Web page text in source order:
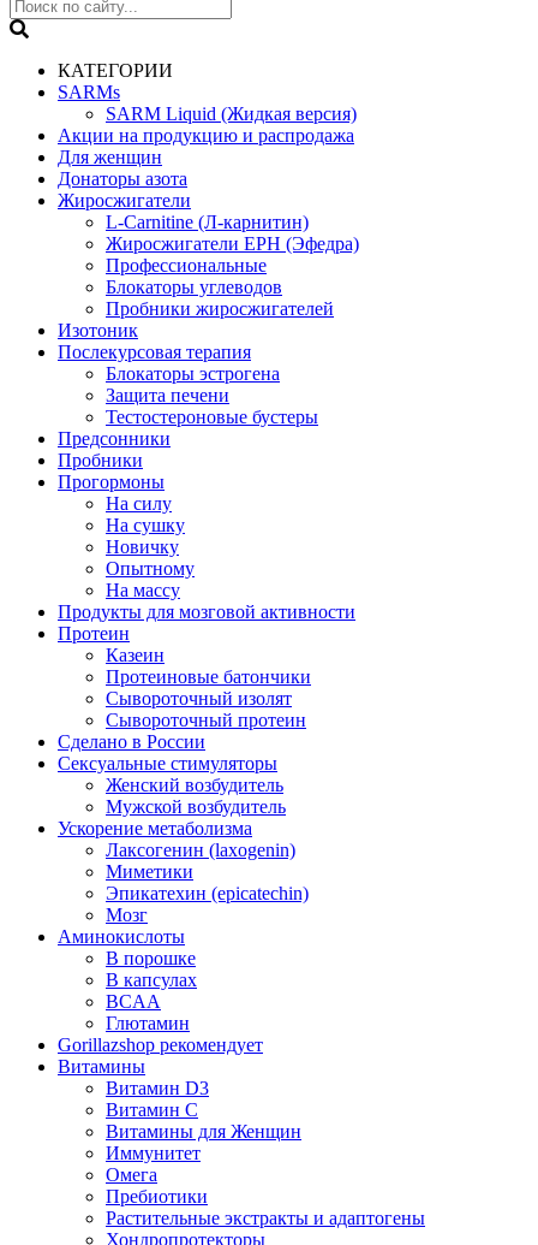
КАТЕГОРИИ
SARMs
SARM Liquid (Жидкая версия)
Акции на продукцию и распродажа
Для женщин
Донаторы азота
Жиросжигатели
L-Carnitine (Л-карнитин)
Жиросжигатели EPH (Эфедра)
Профессиональные
Блокаторы углеводов
Пробники жиросжигателей
Изотоник
Послекурсовая терапия
Блокаторы эстрогена
Защита печени
Тестостероновые бустеры
Предсонники
Пробники
Прогормоны
На силу
На сушку
Новичку
Опытному
На массу
Продукты для мозговой активности
Протеин
Казеин
Протеиновые батончики
Сывороточный изолят
Сывороточный протеин
Сделано в России
Сексуальные стимуляторы
Женский возбудитель
Мужской возбудитель
Ускорение метаболизма
Лаксогенин (laxogenin)
Миметики
Эпикатехин (epicatechin)
Мозг
Аминокислоты
В порошке
В капсулах
BCAA
Глютамин
Gorillazshop рекомендует
Витамины
Витамин D3
Витамин С
Витамины для Женщин
Иммунитет
Омега
Пребиотики
Растительные экстракты и адаптогены
Хондропротекторы